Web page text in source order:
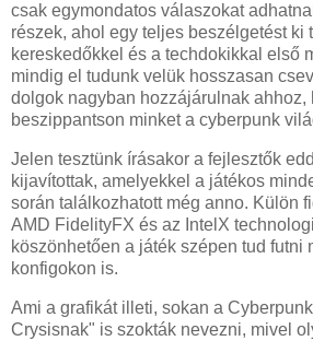
csak egymondatos válaszokat
részek, ahol egy teljes beszélgetést ki
kereskedőkkel és a techdokikkal első
mindig el tudunk velük hosszasan
dolgok nagyban hozzájárulnak ahhoz,
beszippantson minket a cyberpunk
Jelen tesztünk írásakor a fejlesztők
kijavítottak, amelyekkel a játékos
során találkozhatott még anno. Külön
AMD FidelityFX és az IntelX
köszönhetően a játék szépen tud futni
konfigokon is.
Ami a grafikát illeti, sokan a
Crysisnak" is szokták nevezni, mivel